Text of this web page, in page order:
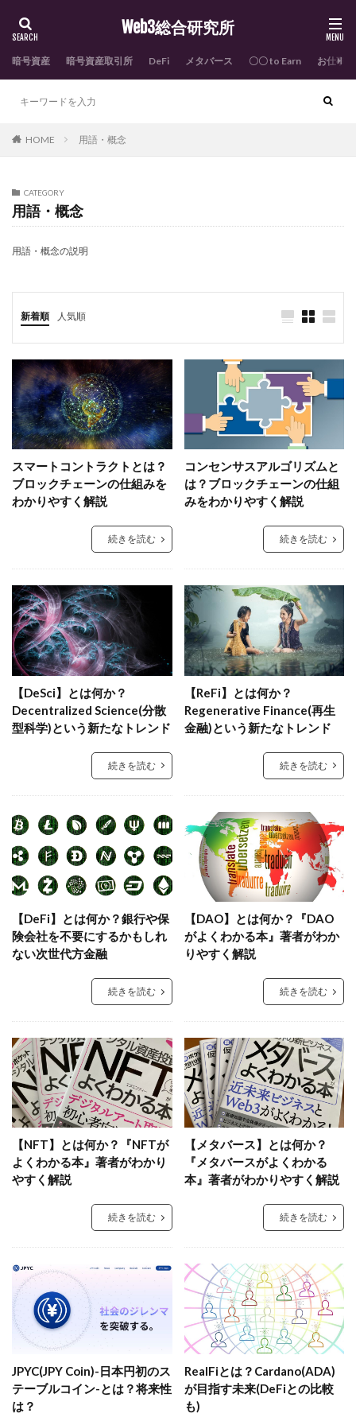
Web3総合研究所
暗号資産 暗号資産取引所 DeFi メタバース 〇〇 to Earn お仕事
HOME 用語・概念
CATEGORY
用語・概念
用語・概念の説明
新着順 人気順
スマートコントラクトとは？
ブロックチェーンの仕組みを
わかりやすく解説
続きを読む
コンセンサスアルゴリズムと
は？ブロックチェーンの仕組
みをわかりやすく解説
続きを読む
【DeSci】とは何か？
Decentralized Science(分散
型科学)という新たなトレンド
続きを読む
【ReFi】とは何か？
Regenerative Finance(再生
金融)という新たなトレンド
続きを読む
【DeFi】とは何か？銀行や保
険会社を不要にするかもしれ
ない次世代方金融
続きを読む
【DAO】とは何か？『DAO
がよくわかる本』著者がわか
りやすく解説
続きを読む
【NFT】とは何か？『NFTが
よくわかる本』著者がわかり
やすく解説
続きを読む
【メタバース】とは何か？
『メタバースがよくわかる
本』著者がわかりやすく解説
続きを読む
JPYC(JPY Coin)-日本円初のス
テーブルコイン-とは？将来性
は？
RealFiとは？Cardano(ADA)
が目指す未来(DeFiとの比較
も)